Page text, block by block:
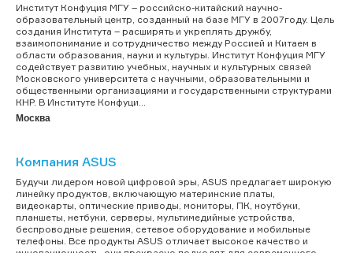
Институт Конфуция МГУ – российско-китайский научно-
образовательный центр, созданный на базе МГУ в 2007году. Цель
создания Института – расширять и укреплять дружбу,
взаимопонимание и сотрудничество между Россией и Китаем в
области образования, науки и культуры. Институт Конфуция МГУ
содействует развитию учебных, научных и культурных связей
Московского университета с научными, образовательными и
общественными организациями и государственными структурами
КНР. В Институте Конфуци...
Москва
Компания ASUS
Будучи лидером новой цифровой эры, ASUS предлагает широкую
линейку продуктов, включающую материнские платы,
видеокарты, оптические приводы, мониторы, ПК, ноутбуки,
планшеты, нетбуки, серверы, мультимедийные устройства,
беспроводные решения, сетевое оборудование и мобильные
телефоны. Все продукты ASUS отличает высокое качество и